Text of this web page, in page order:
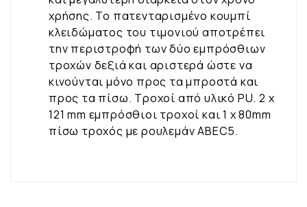
χρήσης. Το πατενταρισμένο κουμπί
κλειδώματος του τιμονιού αποτρέπει
την περιστροφή των δύο εμπρόσθιων
τροχών δεξιά και αριστερά ώστε να
κινούνται μόνο προς τα μπροστά και
προς τα πίσω. Τροχοί από υλικό PU. 2 x
121 mm εμπρόσθιοι τροχοί και 1 x 80mm
πίσω τροχός με ρουλεμάν ABEC5.